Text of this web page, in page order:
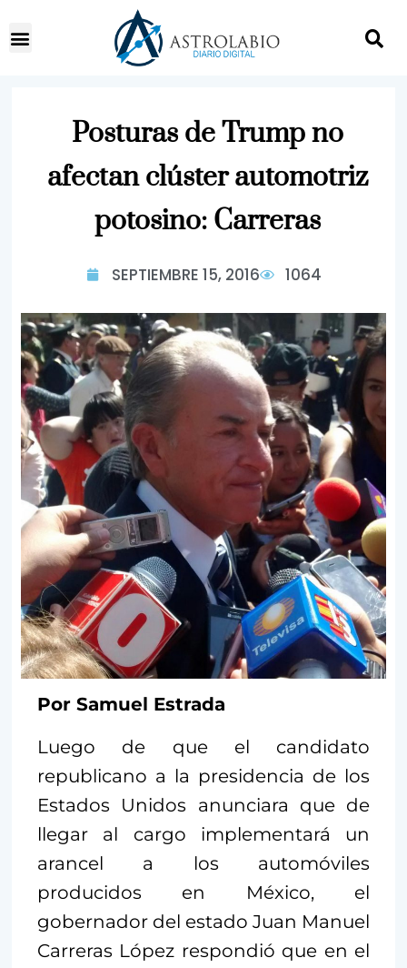
Posturas de Trump no
afectan clúster automotriz
potosino: Carreras
SEPTIEMBRE 15, 2016 1064
Por Samuel Estrada
Luego de que el candidato
republicano a la presidencia de los
Estados Unidos anunciara que de
llegar al cargo implementará un
arancel a los automóviles
producidos en México, el
gobernador del estado Juan Manuel
Carreras López respondió que en el